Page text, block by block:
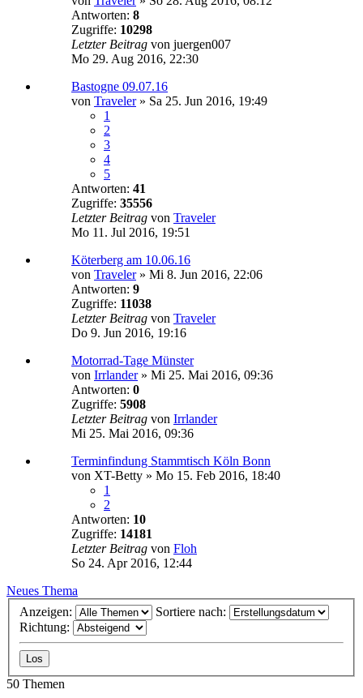
Antworten: 8
Zugriffe: 10298
Letzter Beitrag von juergen007
Mo 29. Aug 2016, 22:30
Bastogne 09.07.16
von Traveler» Sa 25. Jun 2016, 19:49
1
2
3
4
5
Antworten: 41
Zugriffe: 35556
Letzter Beitrag von Traveler
Mo 11. Jul 2016, 19:51
Köterberg am 10.06.16
von Traveler» Mi 8. Jun 2016, 22:06
Antworten: 9
Zugriffe: 11038
Letzter Beitrag von Traveler
Do 9. Jun 2016, 19:16
Motorrad-Tage Münster
von Irrlander» Mi 25. Mai 2016, 09:36
Antworten: 0
Zugriffe: 5908
Letzter Beitrag von Irrlander
Mi 25. Mai 2016, 09:36
Terminfindung Stammtisch Köln Bonn
von XT-Betty » Mo 15. Feb 2016, 18:40
1
2
Antworten: 10
Zugriffe: 14181
Letzter Beitrag von Floh
So 24. Apr 2016, 12:44
Neues Thema
Anzeigen:
Sortiere nach:
Richtung:
50 Themen